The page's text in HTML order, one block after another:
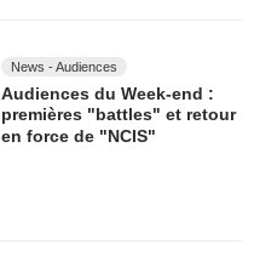
News - Audiences
Audiences du Week-end :
premières "battles" et retour
en force de "NCIS"